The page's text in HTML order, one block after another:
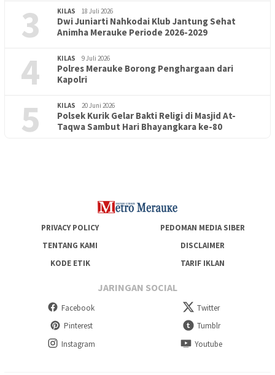
3 KILAS 18 Juli 2026
Dwi Juniarti Nahkodai Klub Jantung Sehat
Animha Merauke Periode 2026-2029
4 KILAS 9 Juli 2026
Polres Merauke Borong Penghargaan dari
Kapolri
5 KILAS 20 Juni 2026
Polsek Kurik Gelar Bakti Religi di Masjid At-
Taqwa Sambut Hari Bhayangkara ke-80
PENDIDIKAN 18 Juni 2026
Lepas Puluhan Peserta Didik, TK Yapis 2 Merauke Siapkan
PRIVACY POLICY
PEDOMAN MEDIA SIBER
TENTANG KAMI
DISCLAIMER
KODE ETIK
TARIF IKLAN
JARINGAN SOCIAL
Facebook
Twitter
Pinterest
Tumblr
Instagram
Youtube